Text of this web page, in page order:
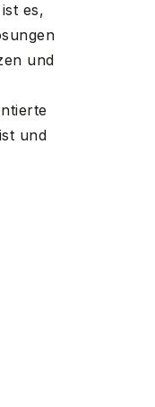
es,
und
und